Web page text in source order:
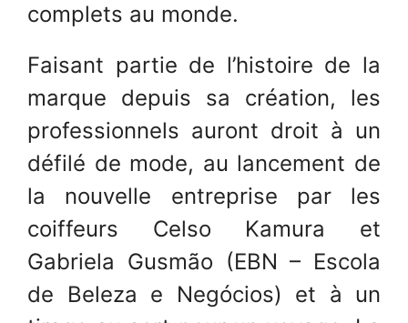
complets au monde.
Faisant partie de l’histoire de la
marque depuis sa création, les
professionnels auront droit à un
défilé de mode, au lancement de
la nouvelle entreprise par les
coiffeurs Celso Kamura et
Gabriela Gusmão (EBN – Escola
de Beleza e Negócios) et à un